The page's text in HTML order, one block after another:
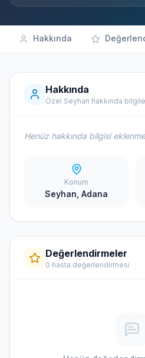
Hakkında
Hakkında
Özel Seyhan hakkında
Henüz hakkında bilgisi
Konum
Seyhan, Adana
Değerlendirmeler
0 hasta değerlendirmesi